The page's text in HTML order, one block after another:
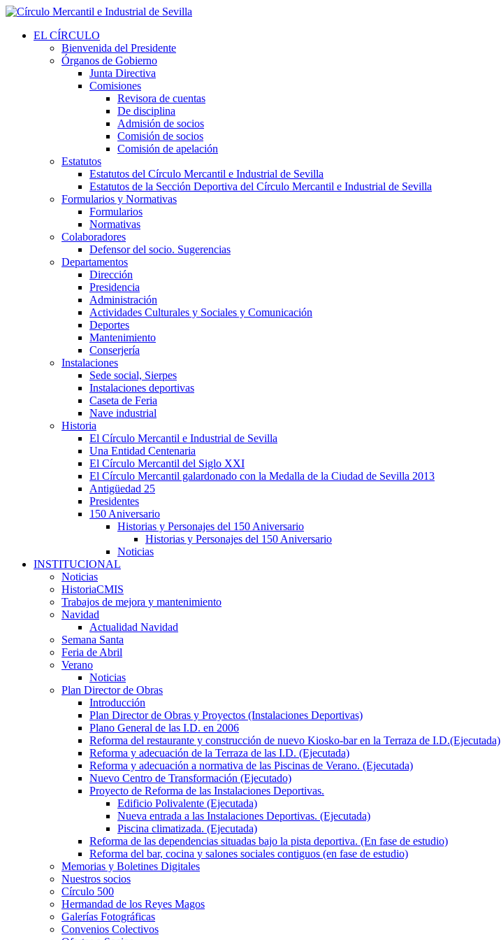
EL CÍRCULO
Bienvenida del Presidente
Órganos de Gobierno
Junta Directiva
Comisiones
Revisora de cuentas
De disciplina
Admisión de socios
Comisión de socios
Comisión de apelación
Estatutos
Estatutos del Círculo Mercantil e Industrial de Sevilla
Estatutos de la Sección Deportiva del Círculo Mercantil e Industrial de Sevilla
Formularios y Normativas
Formularios
Normativas
Colaboradores
Defensor del socio. Sugerencias
Departamentos
Dirección
Presidencia
Administración
Actividades Culturales y Sociales y Comunicación
Deportes
Mantenimiento
Conserjería
Instalaciones
Sede social, Sierpes
Instalaciones deportivas
Caseta de Feria
Nave industrial
Historia
El Círculo Mercantil e Industrial de Sevilla
Una Entidad Centenaria
El Círculo Mercantil del Siglo XXI
El Círculo Mercantil galardonado con la Medalla de la Ciudad de Sevilla 2013
Antigüedad 25
Presidentes
150 Aniversario
Historias y Personajes del 150 Aniversario
Historias y Personajes del 150 Aniversario
Noticias
INSTITUCIONAL
Noticias
HistoriaCMIS
Trabajos de mejora y mantenimiento
Navidad
Actualidad Navidad
Semana Santa
Feria de Abril
Verano
Noticias
Plan Director de Obras
Introducción
Plan Director de Obras y Proyectos (Instalaciones Deportivas)
Plano General de las I.D. en 2006
Reforma del restaurante y construcción de nuevo Kiosko-bar en la Terraza de I.D.(Ejecutada)
Reforma y adecuación de la Terraza de las I.D. (Ejecutada)
Reforma y adecuación a normativa de las Piscinas de Verano. (Ejecutada)
Nuevo Centro de Transformación (Ejecutado)
Proyecto de Reforma de las Instalaciones Deportivas.
Edificio Polivalente (Ejecutada)
Nueva entrada a las Instalaciones Deportivas. (Ejecutada)
Piscina climatizada. (Ejecutada)
Reforma de las dependencias situadas bajo la pista deportiva. (En fase de estudio)
Reforma del bar, cocina y salones sociales contiguos (en fase de estudio)
Memorias y Boletines Digitales
Nuestros socios
Círculo 500
Hermandad de los Reyes Magos
Galerías Fotográficas
Convenios Colectivos